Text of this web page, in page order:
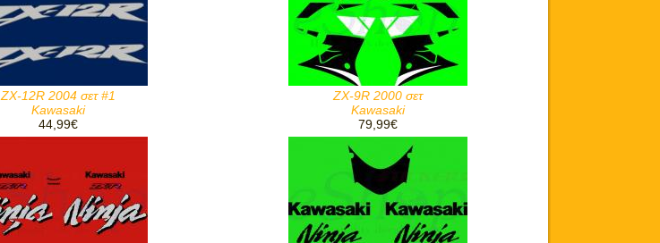
ZX-12R 2004 σετ #1
Kawasaki
44,99€
ZX-9R 2000 σετ
Kawasaki
79,99€